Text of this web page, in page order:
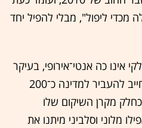
היא "גדולה מכדי ליפול", מבלי להפיל יחד
אינו כה אנטי־אירופי, בעיקר
משום שהאיחוד האירופי התחייב להעביר למדינה כ־200
מקרן השיקום שלו
מלוני וסלביני מיתנו את